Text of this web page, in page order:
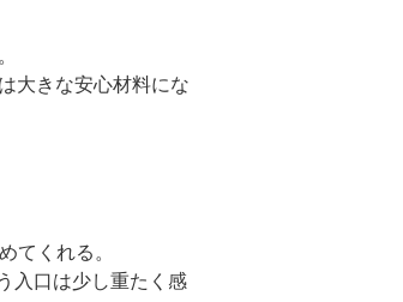
大きな安心材料にな
てくれる。
入口は少し重たく感